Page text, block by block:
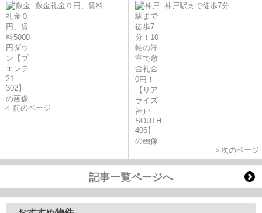
敷金礼金０円、賃料...
＜ 前のページ
神戸駅まで徒歩7分...
＞次のページ
記事一覧ページへ